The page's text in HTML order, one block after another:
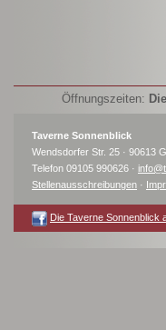
Öffnungszeiten:
Taverne Sonnenblick
Wendsdorfer Str. 25 · 90613
Telefon 09105 990626 ·
Stellenausschreibungen ·
Die Taverne Sonnenblick